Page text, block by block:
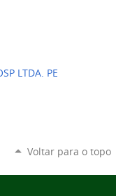
LTDA. PE
Voltar para o topo